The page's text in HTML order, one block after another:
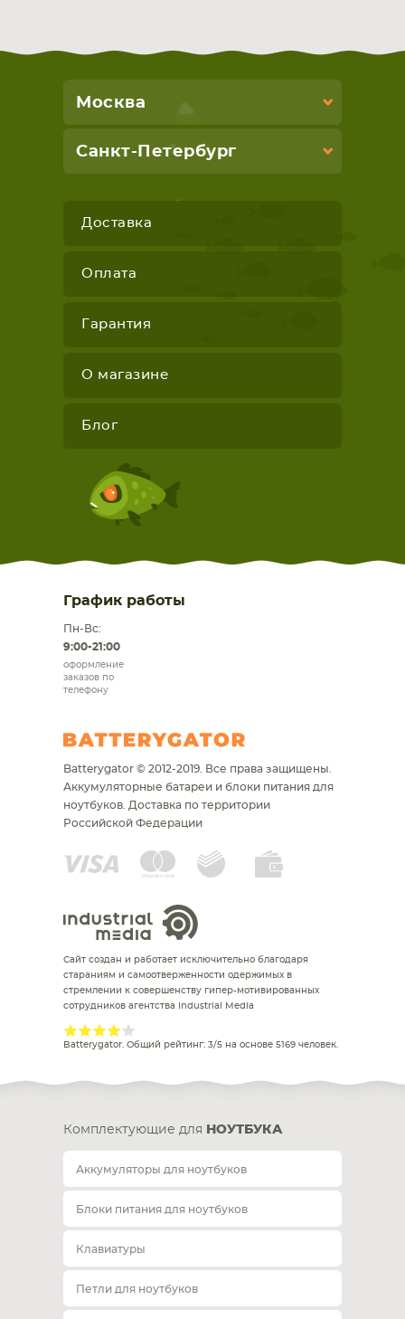
Москва
Санкт-Петербург
Доставка
Оплата
Гарантия
О магазине
Блог
График работы
Пн-Вс:
9:00-21:00
оформление
заказов по
телефону
Batterygator © 2012-2019. Все права защищены.
Аккумуляторные батареи и блоки питания для
ноутбуков. Доставка по территории
Российской Федерации
Сайт создан и работает исключительно благодаря
стараниям и самоотверженности одержимых в
стремлении к совершенству гипер-мотивированных
сотрудников агентства Industrial Media
Batterygator. Общий рейтинг: 3/5 на основе 5169 человек.
Комплектующие для НОУТБУКА
Аккумуляторы для ноутбуков
Блоки питания для ноутбуков
Клавиатуры
Петли для ноутбуков